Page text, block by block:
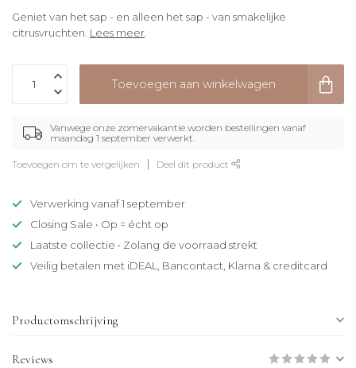
Geniet van het sap - en alleen het sap - van smakelijke
citrusvruchten. Lees meer.
Toevoegen aan winkelwagen
Vanwege onze zomervakantie worden bestellingen vanaf
maandag 1 september verwerkt.
Toevoegen om te vergelijken Deel dit product
Verwerking vanaf 1 september
Closing Sale • Op = écht op
Laatste collectie • Zolang de voorraad strekt
Veilig betalen met iDEAL, Bancontact, Klarna & creditcard
Productomschrijving
Reviews